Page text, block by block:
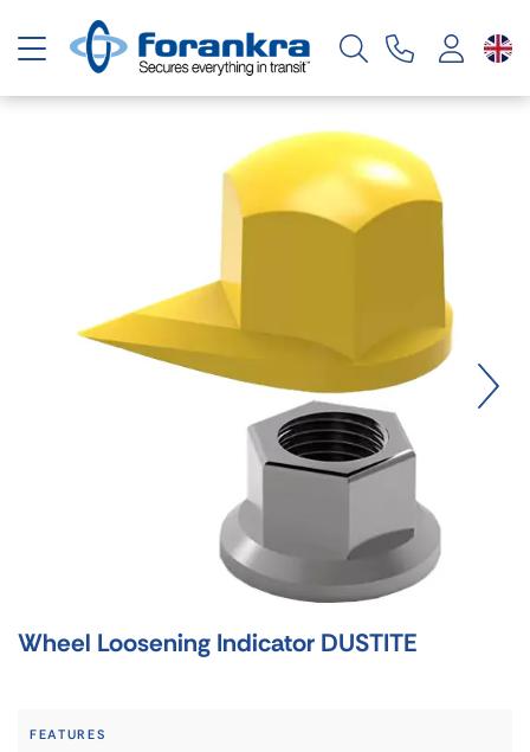
Toggle navigation
Wheel Loosening Indicator DUSTITE
FEATURES